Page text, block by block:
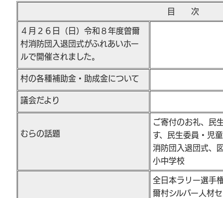
目 次
４月２６日（日）令和８年度曽爾
村消防団入退団式がふれあいホー
ルで開催されました。
村の各種補助金・助成金について
議会だより
むらの話題
ご寄付のお礼、民
す、民生委員・児
消防団入退団式、
小中学校
全日本ラリー選手
爾村シルバー人材